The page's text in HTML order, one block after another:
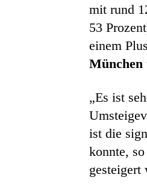
mit rund
53
einem
München
„Es ist
ist die
konnte,
gesteigert